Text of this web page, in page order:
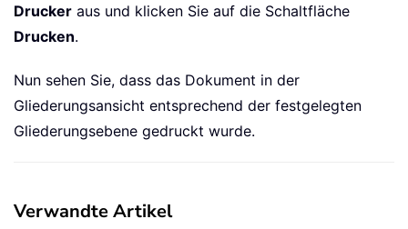
Drucker aus und klicken Sie auf die Schaltfläche
Drucken.
Nun sehen Sie, dass das Dokument in der
Gliederungsansicht entsprechend der festgelegten
Gliederungsebene gedruckt wurde.
Verwandte Artikel